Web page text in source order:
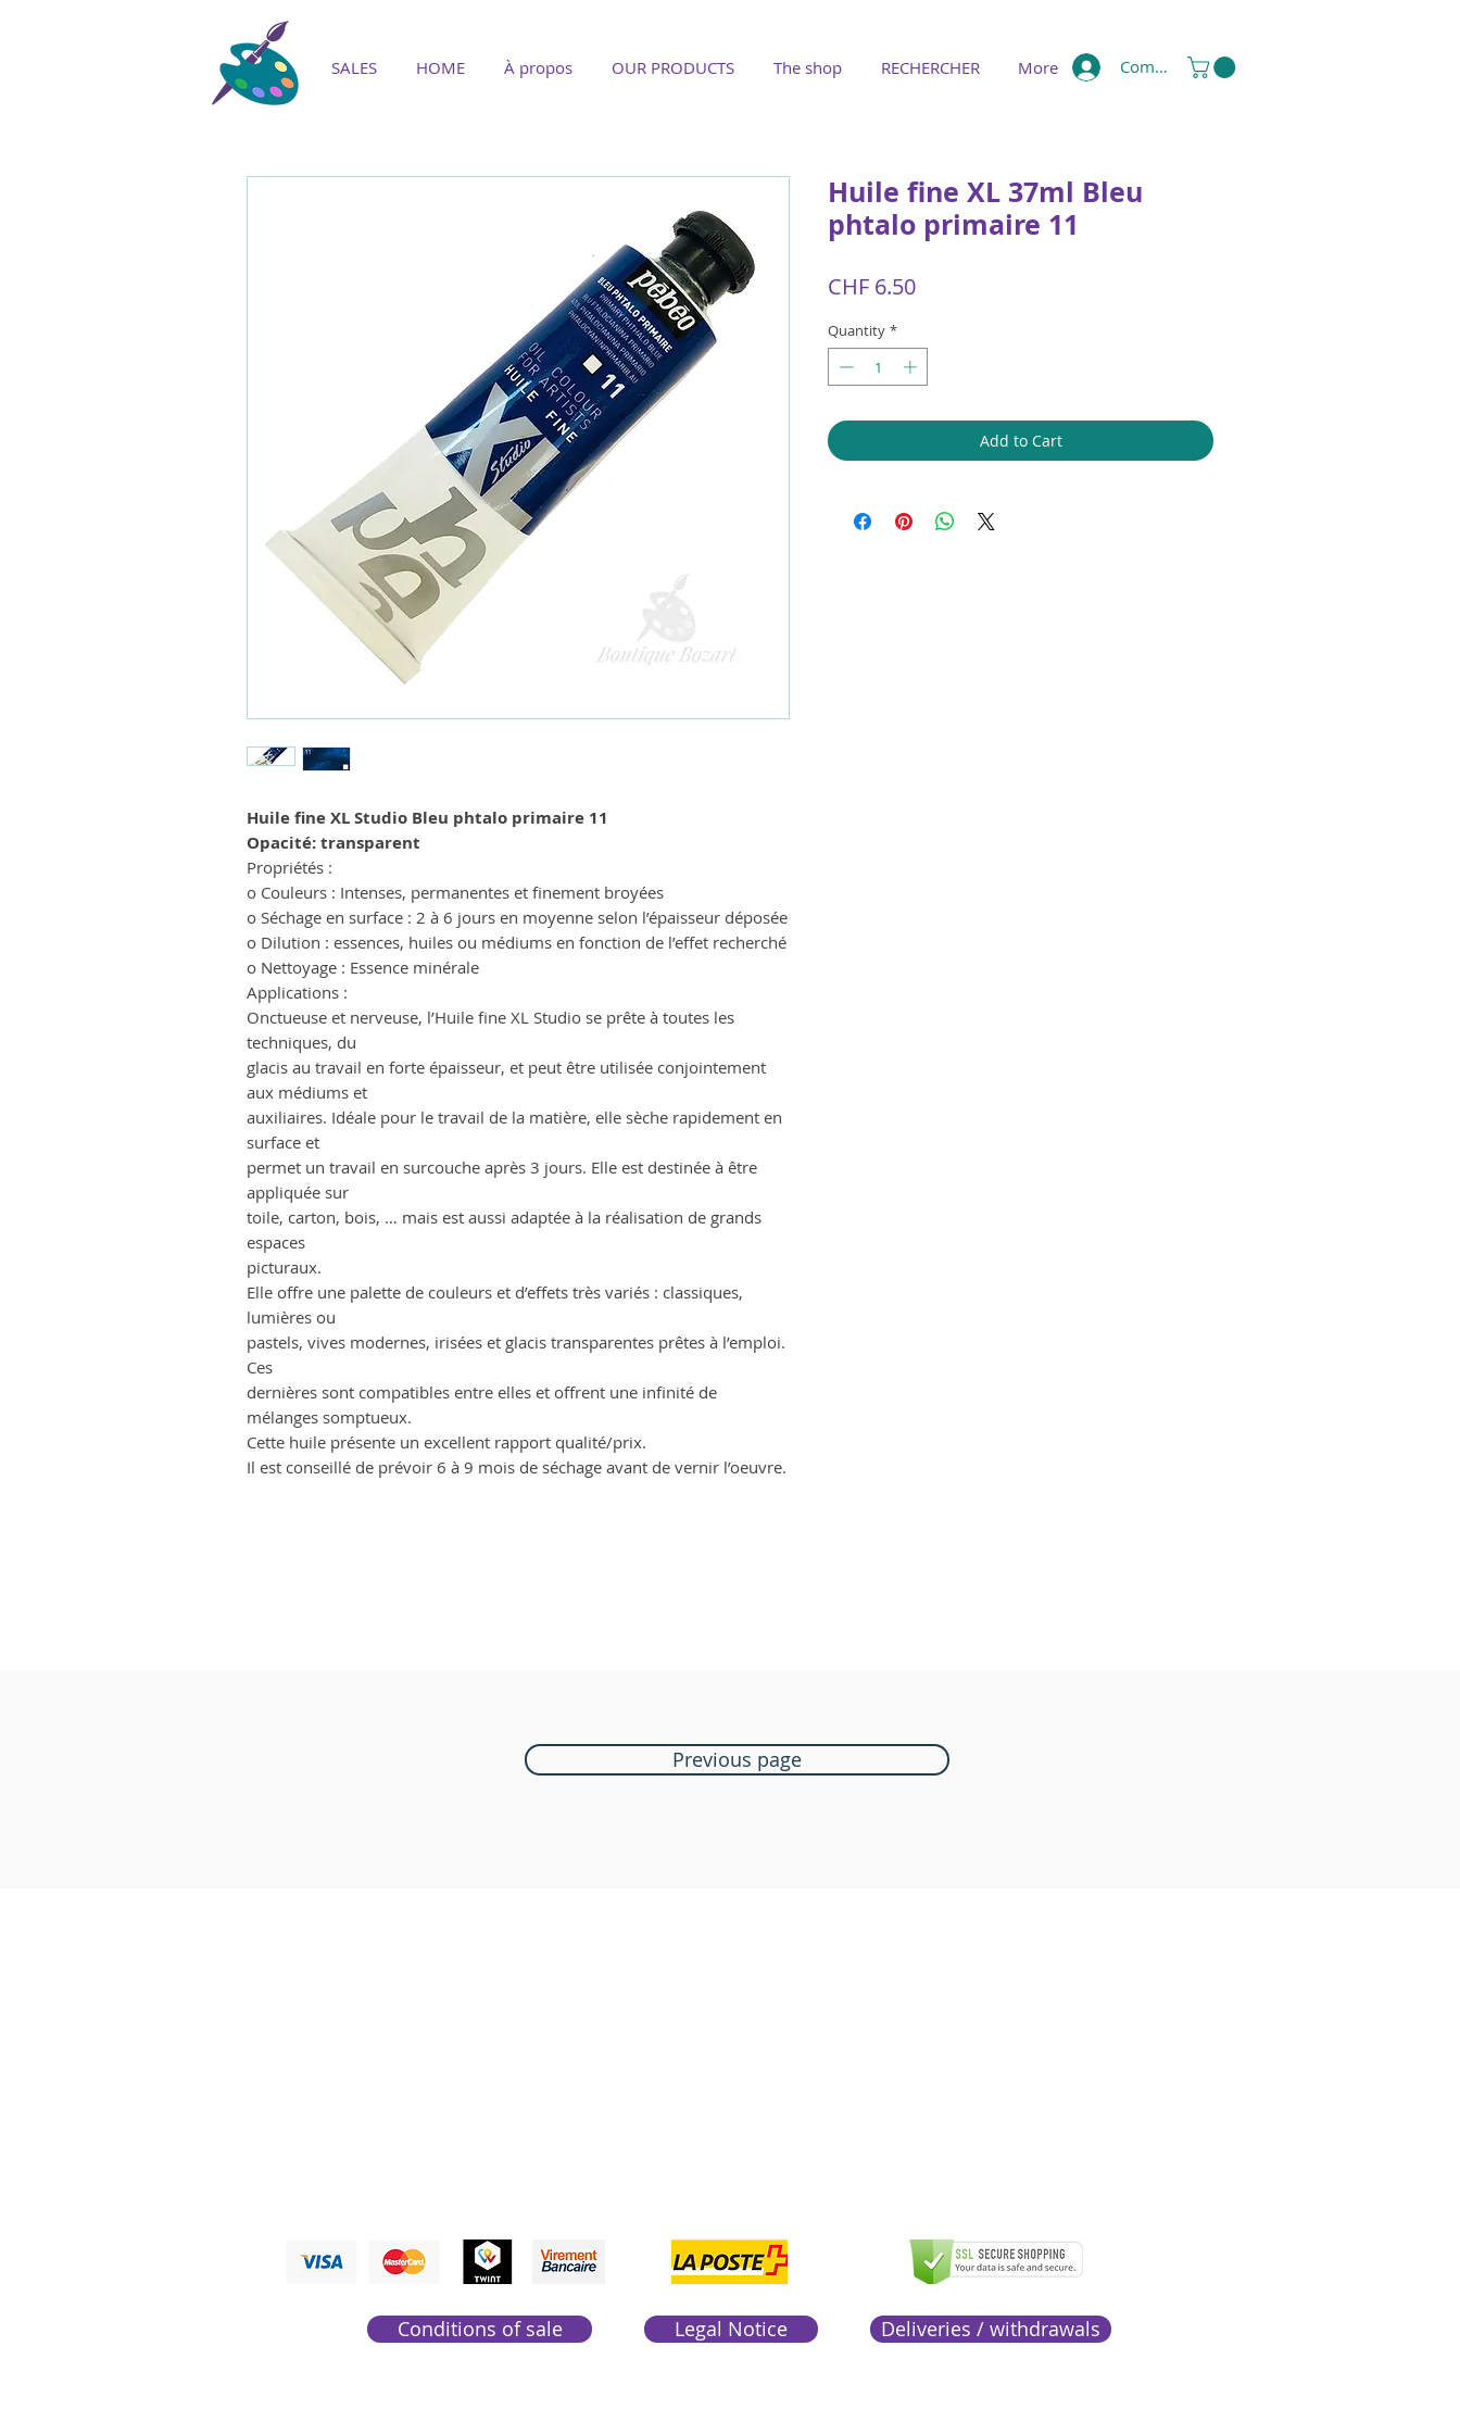
SALES HOME À propos OUR PRODUCTS The shop RECHERCHER More Compte
Huile fine XL Studio Bleu phtalo primaire 11
Opacité: transparent
Propriétés :
o Couleurs : Intenses, permanentes et finement broyées
o Séchage en surface : 2 à 6 jours en moyenne selon l’épaisseur déposée
o Dilution : essences, huiles ou médiums en fonction de l’effet recherché
o Nettoyage : Essence minérale
Applications :
Onctueuse et nerveuse, l’Huile fine XL Studio se prête à toutes les
techniques, du
glacis au travail en forte épaisseur, et peut être utilisée conjointement
aux médiums et
auxiliaires. Idéale pour le travail de la matière, elle sèche rapidement en
surface et
permet un travail en surcouche après 3 jours. Elle est destinée à être
appliquée sur
toile, carton, bois, … mais est aussi adaptée à la réalisation de grands
espaces
picturaux.
Elle offre une palette de couleurs et d’effets très variés : classiques,
lumières ou
pastels, vives modernes, irisées et glacis transparentes prêtes à l’emploi.
Ces
dernières sont compatibles entre elles et offrent une infinité de
mélanges somptueux.
Cette huile présente un excellent rapport qualité/prix.
Il est conseillé de prévoir 6 à 9 mois de séchage avant de vernir l’oeuvre.
Huile fine XL 37ml Bleu
phtalo primaire 11
CHF 6.50Price
Quantity *
Add to Cart
Previous page
Conditions of sale Legal Notice Deliveries / withdrawals